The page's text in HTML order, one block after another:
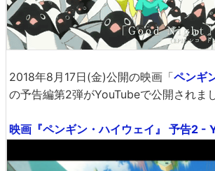
2018年8月17日(金)公開の映画「ペンギ
の予告編第2弾がYouTubeで公開されまし
映画『ペンギン・ハイウェイ』 予告2 -